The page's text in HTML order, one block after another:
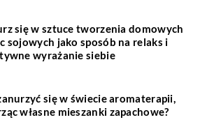
się w sztuce tworzenia domowych
sojowych jako sposób na relaks i
wyrażanie siebie
się w świecie aromaterapii,
własne mieszanki zapachowe?